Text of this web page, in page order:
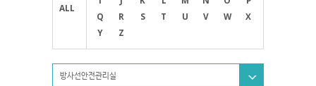
ALL
Q
R S T U V W
X
Y
Z
방사선안전관리실